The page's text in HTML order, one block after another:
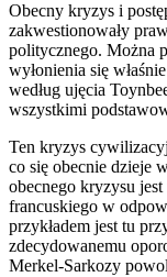
Obecny kryzys i
zakwestionowały
politycznego. Można
wyłonienia się
według ujęcia
wszystkimi
Ten kryzys
co się obecnie dzieje
obecnego kryzysu
francuskiego w
przykładem jest tu
zdecydowanemu
Merkel-Sarkozy